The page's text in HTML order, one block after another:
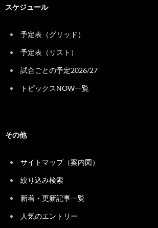
スケジュール
予定表（グリッド）
予定表（リスト）
試合ごとの予定2026/27
トピックスNOW一覧
その他
サイトマップ（案内図）
絞り込み検索
新着・更新記事一覧
人気のエントリー